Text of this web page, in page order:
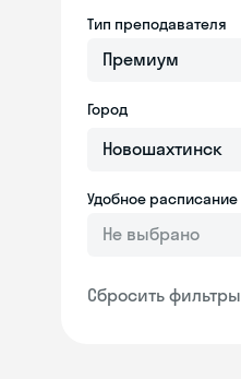
Тип преподавателя
Премиум
Город
Удобное расписание
Не выбрано
Сбросить фильтры